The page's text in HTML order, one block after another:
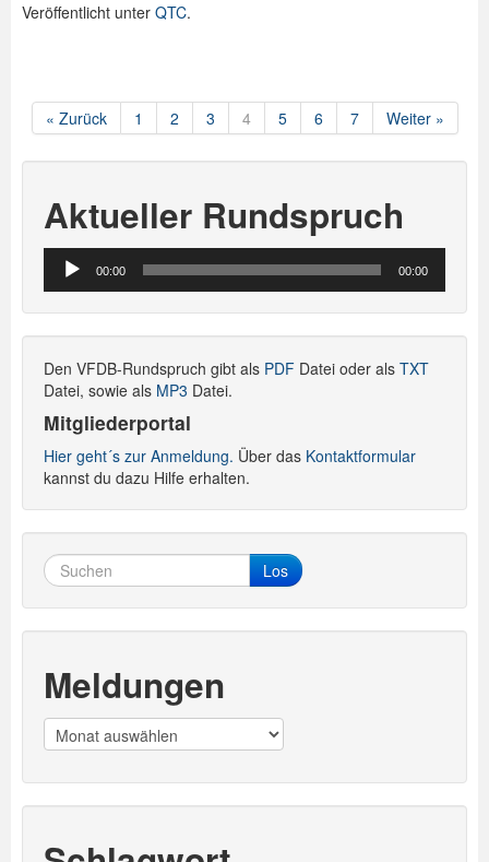
Veröffentlicht unter QTC.
« Zurück 1 2 3 4 5 6 7 Weiter »
Aktueller Rundspruch
Audio-
Player
00:00 00:00
Den VFDB-Rundspruch gibt als PDF Datei oder als TXT
Datei, sowie als MP3 Datei.
Mitgliederportal
Hier geht´s zur Anmeldung. Über das Kontaktformular
kannst du dazu Hilfe erhalten.
Los
Meldungen
Meldungen